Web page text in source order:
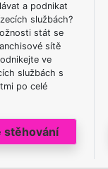
a podnikat
službách?
stát se
sítě
ve
službách s
po celé
stěhování